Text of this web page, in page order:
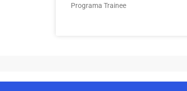
Programa Trainee